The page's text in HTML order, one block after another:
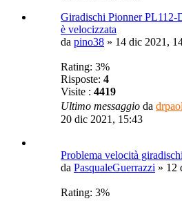
Giradischi Pionner
è velocizzata
da pino38 » 14 dic 2021,
Rating: 3%
Risposte: 4
Visite : 4419
Ultimo messaggio da
20 dic 2021, 15:43
Problema velocità
da PasqualeGuerrazzi » 12
Rating: 3%